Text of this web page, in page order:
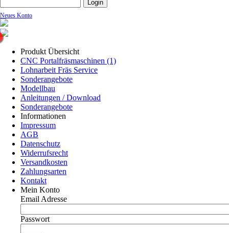
Neues Konto
Produkt Übersicht
CNC Portalfräsmaschinen (1)
Lohnarbeit Fräs Service
Sonderangebote
Modellbau
Anleitungen / Download
Sonderangebote
Informationen
Impressum
AGB
Datenschutz
Widerrufsrecht
Versandkosten
Zahlungsarten
Kontakt
Mein Konto
Email Adresse
Passwort